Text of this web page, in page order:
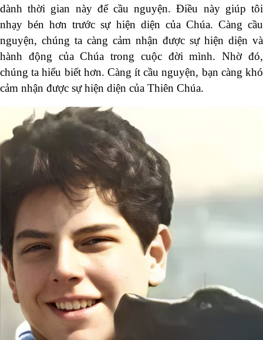
dành thời gian này để cầu nguyện. Điều này giúp tôi
nhạy bén hơn trước sự hiện diện của Chúa. Càng cầu
nguyện, chúng ta càng cảm nhận được sự hiện diện và
hành động của Chúa trong cuộc đời mình. Nhờ đó,
chúng ta hiểu biết hơn. Càng ít cầu nguyện, bạn càng khó
cảm nhận được sự hiện diện của Thiên Chúa.